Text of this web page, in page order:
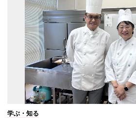
学ぶ・知る